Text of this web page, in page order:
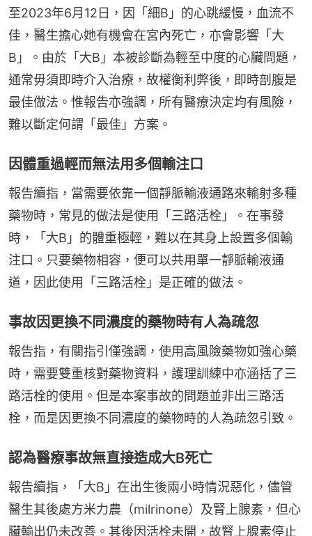
至2023年6月12日，因「細B」的心跳緩慢，血流不
佳，醫生擔心她有機會在宮內死亡，亦會影響「大
B」。由於「大B」本被診斷為輕至中度的心臟問題，
通常毋須即時介入治療，故權衡利弊後，即時剖腹是
最佳做法。惟報告亦強調，所有醫療決定均有風險，
難以斷定何謂「最佳」方案。
因體重過輕而無法用多個輸注口
報告續指，當需要依靠一個靜脈輸液通路來輸射多種
藥物時，常見的做法是使用「三路活栓」。在事發
時，「大B」的體重極輕，難以在其身上設置多個輸
注口。只要藥物相容，便可以共用單一靜脈輸液通
道，因此使用「三路活栓」是正確的做法。
事故因更換不同濃度的藥物時有人為疏忽
報告指，有關指引僅強調，使用高風險藥物如強心藥
時，需要雙重核對藥物資料，護理訓練中亦涵括了三
路活栓的使用。但是本案事故的問題並非出三路活
栓，而是因更換不同濃度的藥物時的人為疏忽引致。
認為醫療事故無直接造成大B死亡
報告續指，「大B」在出生後兩小時情況惡化，儘管
醫生其後處方米力農（milrinone）及腎上腺素，但心
臟輸出仍未改善。其後因活栓未開，故腎上腺素停止